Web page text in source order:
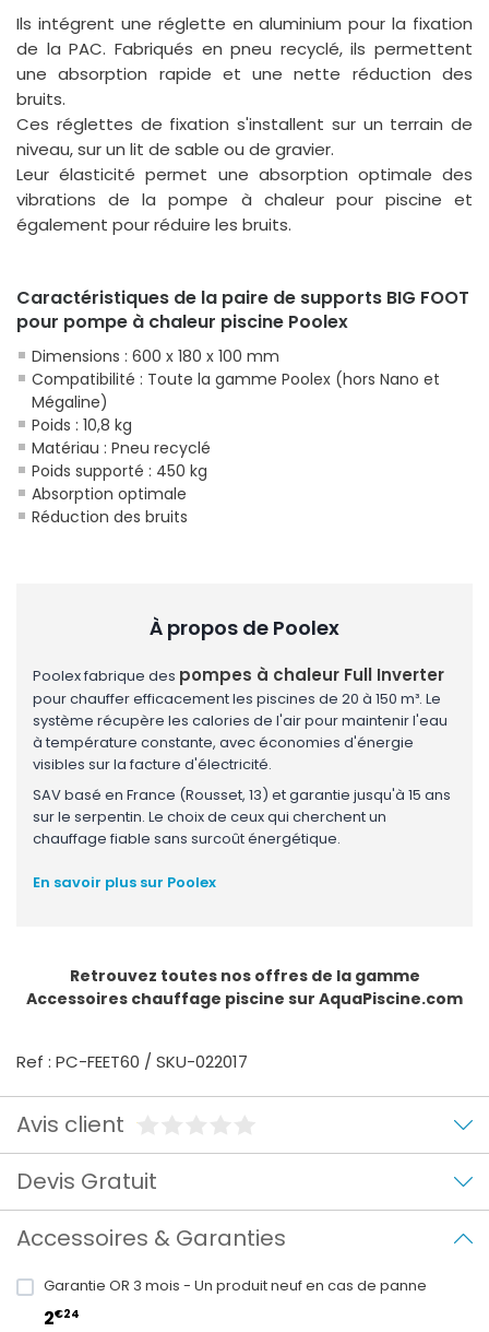
Ils intégrent une réglette en aluminium pour la fixation
de la PAC. Fabriqués en pneu recyclé, ils permettent
une absorption rapide et une nette réduction des
bruits.
Ces réglettes de fixation s'installent sur un terrain de
niveau, sur un lit de sable ou de gravier.
Leur élasticité permet une absorption optimale des
vibrations de la pompe à chaleur pour piscine et
également pour réduire les bruits.
Caractéristiques de la paire de supports BIG FOOT
pour pompe à chaleur piscine Poolex
Dimensions : 600 x 180 x 100 mm
Compatibilité : Toute la gamme Poolex (hors Nano et
Mégaline)
Poids : 10,8 kg
Matériau : Pneu recyclé
Poids supporté : 450 kg
Absorption optimale
Réduction des bruits
À propos de Poolex
Poolex fabrique des pompes à chaleur Full Inverter
pour chauffer efficacement les piscines de 20 à 150 m³. Le
système récupère les calories de l'air pour maintenir l'eau
à température constante, avec économies d'énergie
visibles sur la facture d'électricité.
SAV basé en France (Rousset, 13) et garantie jusqu'à 15 ans
sur le serpentin. Le choix de ceux qui cherchent un
chauffage fiable sans surcoût énergétique.
En savoir plus sur Poolex
Retrouvez toutes nos offres de la gamme
Accessoires chauffage piscine sur AquaPiscine.com
Ref : PC-FEET60 / SKU-022017
Avis client
Devis Gratuit
Accessoires & Garanties
Garantie OR 3 mois - Un produit neuf en cas de panne
2€24